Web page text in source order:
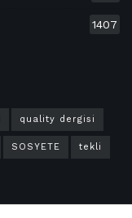
1407
quality dergisi
SOSYETE tekli